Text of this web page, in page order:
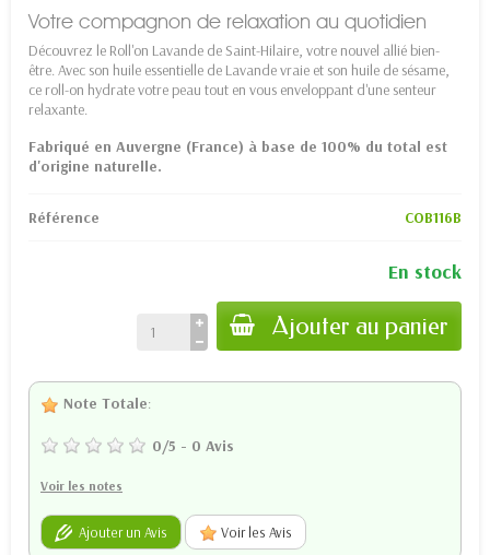
Votre compagnon de relaxation au quotidien
Découvrez le Roll'on Lavande de Saint-Hilaire, votre nouvel allié bien-
être. Avec son huile essentielle de Lavande vraie et son huile de sésame,
ce roll-on hydrate votre peau tout en vous enveloppant d'une senteur
relaxante.
Fabriqué en Auvergne (France) à base de 100% du total est
d'origine naturelle.
Référence COB116B
En stock
Ajouter au panier
Note Totale:
0/5 - 0 Avis
Voir les notes
Ajouter un Avis Voir les Avis